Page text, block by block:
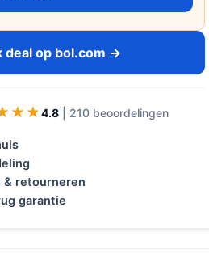
deal op bol.com →
4.8 | 210 beoordelingen
& retourneren
garantie